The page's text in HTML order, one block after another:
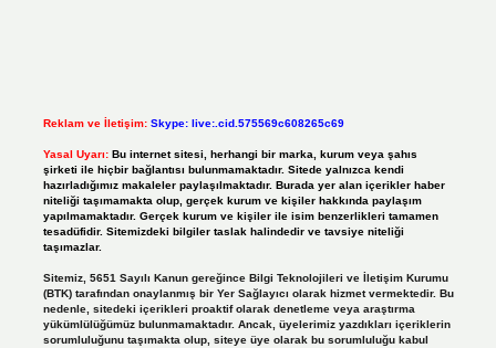
Reklam ve İletişim: Skype: live:.cid.575569c608265c69
Yasal Uyarı: Bu internet sitesi, herhangi bir marka, kurum veya şahıs
şirketi ile hiçbir bağlantısı bulunmamaktadır. Sitede yalnızca kendi
hazırladığımız makaleler paylaşılmaktadır. Burada yer alan içerikler haber
niteliği taşımamakta olup, gerçek kurum ve kişiler hakkında paylaşım
yapılmamaktadır. Gerçek kurum ve kişiler ile isim benzerlikleri tamamen
tesadüfidir. Sitemizdeki bilgiler taslak halindedir ve tavsiye niteliği
taşımazlar.
Sitemiz, 5651 Sayılı Kanun gereğince Bilgi Teknolojileri ve İletişim Kurumu
(BTK) tarafından onaylanmış bir Yer Sağlayıcı olarak hizmet vermektedir. Bu
nedenle, sitedeki içerikleri proaktif olarak denetleme veya araştırma
yükümlülüğümüz bulunmamaktadır. Ancak, üyelerimiz yazdıkları içeriklerin
sorumluluğunu taşımakta olup, siteye üye olarak bu sorumluluğu kabul